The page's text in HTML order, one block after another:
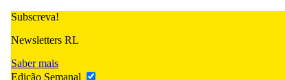
Subscreva!
Newsletters RL
Saber mais
Edição Semanal